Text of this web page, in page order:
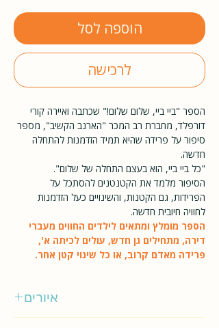
הוספה לסל
לרכישה
הספר "ביי ביי, שלום שלום!" שכתבה ואיירה קורי
דורפלד, מחברת רב המכר "הארנב הקשיב", מספר
סיפור על פרידה שהיא תמיד הזדמנות להתחלה
חדשה.
"כל ביי ביי, הוא בעצם התחלה של שלום".
הסיפור מלמד את הקטנטנים להסתכל על
הפרידות, גם הקטנות, והשינויים כעל הזדמנות
לחוויה חיובית חדשה.
הספר מומלץ ומתאים לילדים החווים מעברי
דירה, מתחילים גן חדש, עולים לכיתה א',
פרידה מאדם קרוב, או כל שינוי קטן אחר.
איורים